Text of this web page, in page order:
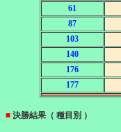
61
87
103
140
176
177
■ 決勝結果（ 種目別 ）